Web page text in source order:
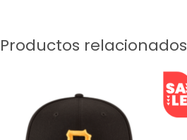
Productos relacionados